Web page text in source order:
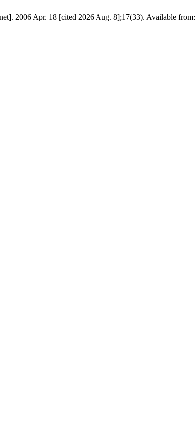
2006 Apr. 18 [cited 2026 Aug. 8];17(33). Available from: